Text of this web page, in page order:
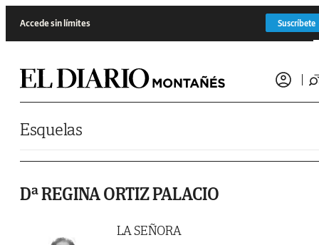
Accede sin límites Suscríbete
Esquelas
Dª REGINA ORTIZ PALACIO
LA SEÑORA